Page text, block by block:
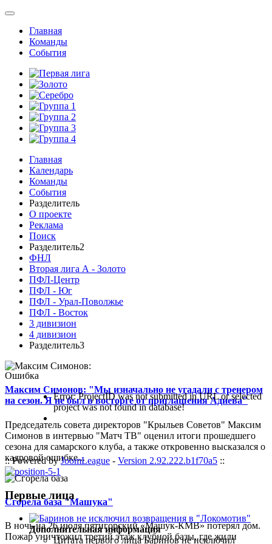
Главная
Команды
События
Главная
Календарь
Команды
События
Разделитель
О проекте
Реклама
Поиск
Разделитель2
ФНЛ
Вторая лига А - Золото
ПФЛ-Центр
ПФЛ - Юг
ПФЛ - Урал-Поволжье
ПФЛ - Восток
3 дивизион
4 дивизион
Разделитель3
Максим Симонов: "Мы изначально не угадали с тренером
на сезон. Я не был в восторге от приглашения Адиева"
Председатель совета директоров "Крыльев Советов" Максим
Симонов в интервью "Матч ТВ" оценил итоги прошедшего
сезона для самарского клуба, а также откровенно высказался о
кадровой ошибке...
Сгорела база "Машука"
В ночь на 26 июля пятигорский «Машук-КМВ» потерял дом.
Пожар уничтожил третий этаж клубной базы, где жили
Ошибка
Error: ProjectID was not submitted in URL or selected
project was not found in database!
:: Powered byJoomLeague - Version 2.92.222.b1f70a5 ::
Первые лица
Дополнительная информация
Цитата первого лица Баринов не исключил